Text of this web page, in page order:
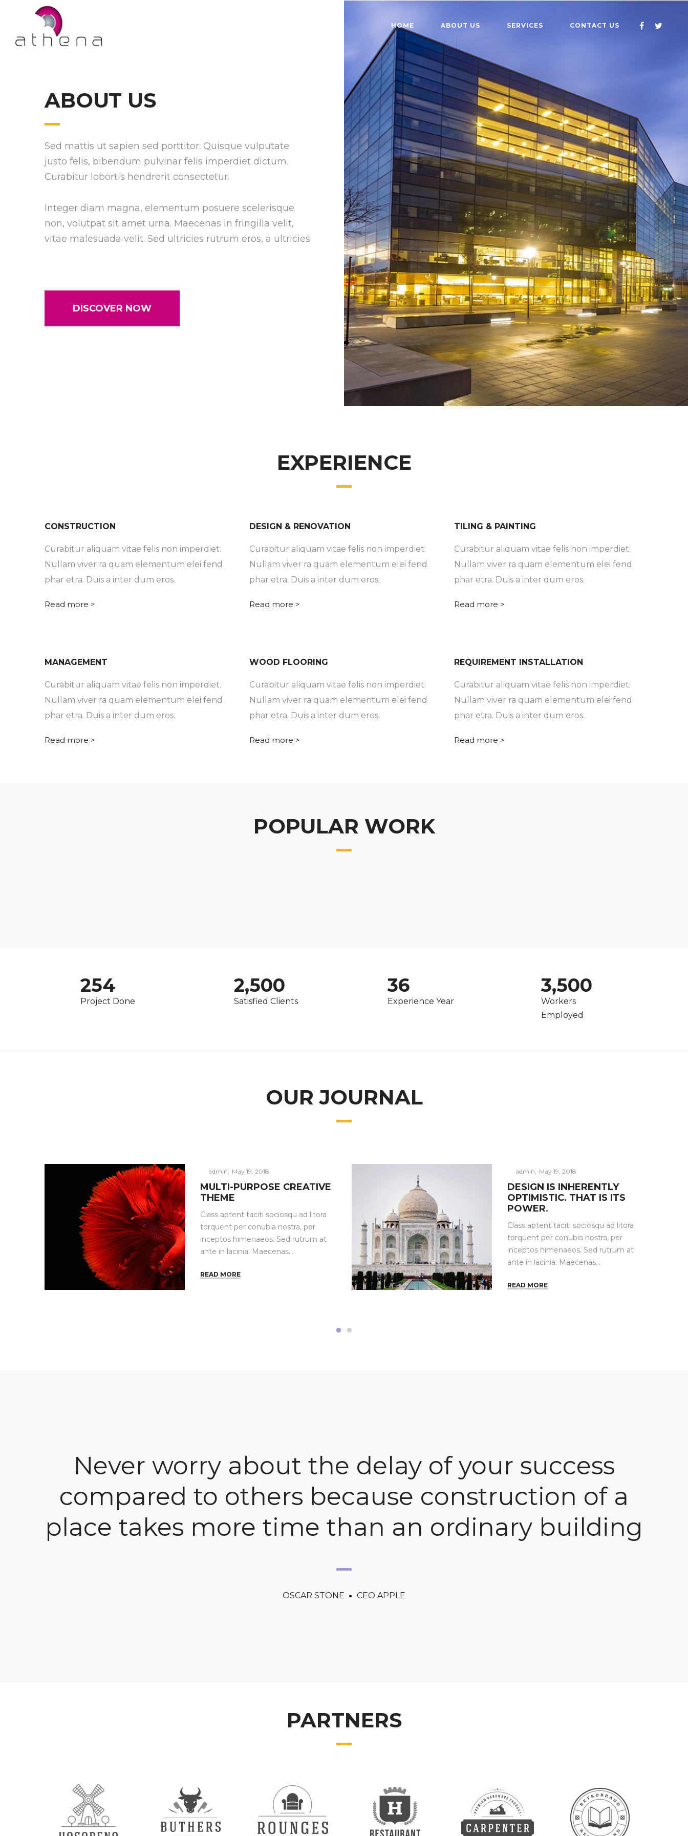
HOME ABOUT US SERVICES CONTACT US
ABOUT US
Sed mattis ut sapien sed porttitor. Quisque vulputate
justo felis, bibendum pulvinar felis imperdiet dictum.
Curabitur lobortis hendrerit consectetur.
Integer diam magna, elementum posuere scelerisque
non, volutpat sit amet urna. Maecenas in fringilla velit,
vitae malesuada velit. Sed ultricies rutrum eros, a ultricies
DISCOVER NOW
EXPERIENCE
CONSTRUCTION
Curabitur aliquam vitae felis non imperdiet.
Nullam viver ra quam elementum elei fend
phar etra. Duis a inter dum eros.
Read more >
DESIGN & RENOVATION
Curabitur aliquam vitae felis non imperdiet.
Nullam viver ra quam elementum elei fend
phar etra. Duis a inter dum eros.
Read more >
TILING & PAINTING
Curabitur aliquam vitae felis non imperdiet.
Nullam viver ra quam elementum elei fend
phar etra. Duis a inter dum eros.
Read more >
MANAGEMENT
Curabitur aliquam vitae felis non imperdiet.
Nullam viver ra quam elementum elei fend
phar etra. Duis a inter dum eros.
Read more >
WOOD FLOORING
Curabitur aliquam vitae felis non imperdiet.
Nullam viver ra quam elementum elei fend
phar etra. Duis a inter dum eros.
Read more >
REQUIREMENT INSTALLATION
Curabitur aliquam vitae felis non imperdiet.
Nullam viver ra quam elementum elei fend
phar etra. Duis a inter dum eros.
Read more >
POPULAR WORK
254
Project Done
2,500
Satisfied Clients
36
Experience Year
3,500
Workers
Employed
OUR JOURNAL
admin
Posted
May 19, 2018
MULTI-PURPOSE CREATIVE
THEME
Class aptent taciti sociosqu ad litora
torquent per conubia nostra, per
inceptos himenaeos. Sed rutrum at
ante in lacinia. Maecenas…
READ MORE
admin
Posted
May 19, 2018
DESIGN IS INHERENTLY
OPTIMISTIC. THAT IS ITS
POWER.
Class aptent taciti sociosqu ad litora
torquent per conubia nostra, per
inceptos himenaeos. Sed rutrum at
ante in lacinia. Maecenas…
READ MORE
Never worry about the delay of your success
compared to others because construction of a
place takes more time than an ordinary building
OSCAR STONE CEO APPLE
PARTNERS